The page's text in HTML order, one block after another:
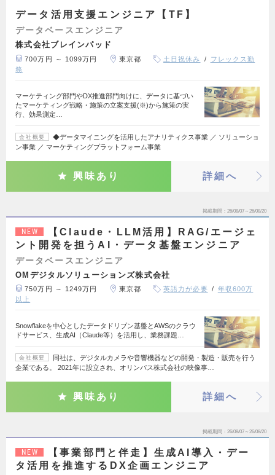
データ活用支援エンジニア【TF】
データベースエンジニア
株式会社ブレインパッド
700万円 ～ 1099万円 東京都 土日祝休み
フレックス勤
務
マーケティング部門やDX推進部門向けに、データに基づい
たマーケティング戦略・施策の立案支援(※)から施策の実
行、効果測定…
会社概要
◆データマイニングを活用したアナリティクス事業 ／ ソリューショ
ン事業 ／ マーケティングプラットフォーム事業
興味あり 詳細へ
掲載期間 26/08/07～26/08/20
NEW
【Claude・LLM活用】RAG/エージェ
ント開発を担うAI・データ基盤エンジニア
データベースエンジニア
OMデジタルソリューションズ株式会社
750万円 ～ 1249万円 東京都 英語力が必要
年収600万
以上
Snowflakeを中心としたデータドリブン基盤とAWSのクラウ
ドサービス、生成AI（Claude等）を活用し、業務課題…
会社概要
同社は、デジタルカメラや音響機器などの開発・製造・販売を行う
企業である。 2021年に設立され、オリンパス株式会社の映像事…
興味あり 詳細へ
掲載期間 26/08/07～26/08/20
NEW
【事業部門と伴走】生成AI導入・デー
タ活用を推進するDX企画エンジニア